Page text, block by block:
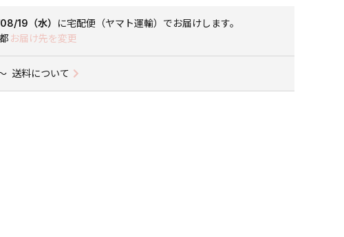
19（水） に宅配便（ヤマト運輸） でお届けします。
お届け先を変更
送料について